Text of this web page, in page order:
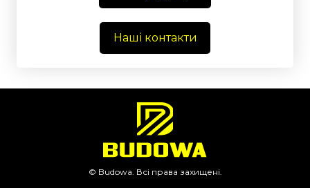
Наші контакти
© Budowa. Всі права захищені.